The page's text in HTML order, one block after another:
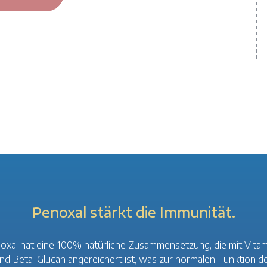
Penoxal stärkt die Immunität.
hat eine 100% natürliche Zusammensetzung, die mit
Beta-Glucan angereichert ist, was zur normalen Funktion